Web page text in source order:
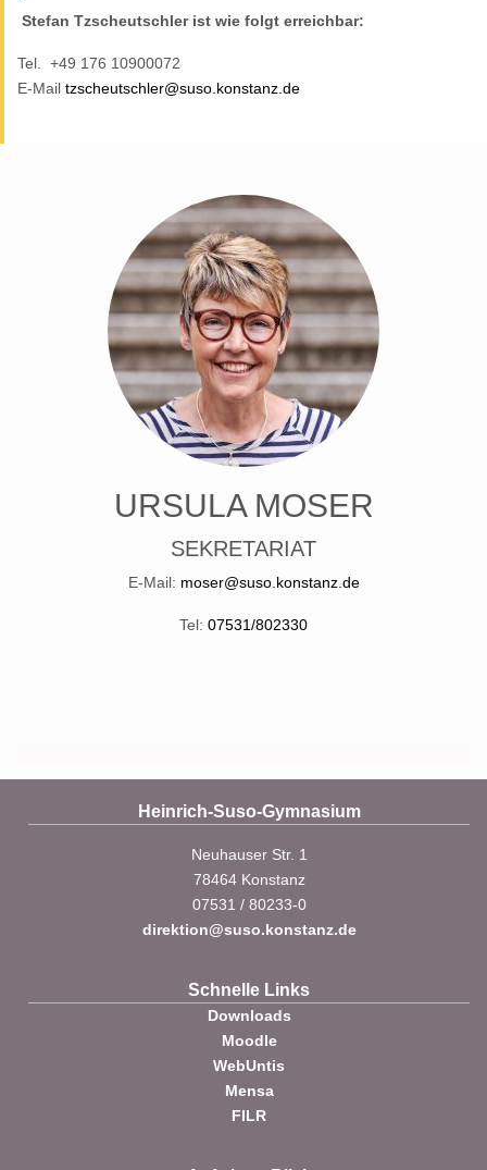
Stefan Tzscheutschler ist wie folgt erreichbar:
Tel. +49 176 10900072
E-Mailtzscheutschler@suso.konstanz.de
URSULA MOSER
SEKRETARIAT
E-Mail: moser@suso.konstanz.de
Tel: 07531/802330
Heinrich-Suso-Gymnasium
Neuhauser Str. 1
78464 Konstanz
07531 / 80233-0
direktion@suso.konstanz.de
Schnelle Links
Downloads
Moodle
WebUntis
Mensa
FILR